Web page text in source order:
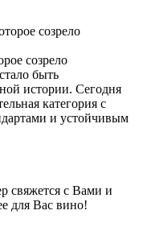
созрело
быть
истории. Сегодня
категория с
и устойчивым
свяжется с Вами и
для Вас вино!